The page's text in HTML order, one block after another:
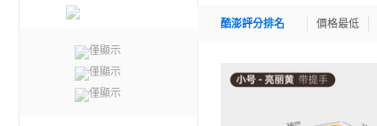
僅顯示
僅顯示
僅顯示
酷澎評分排名 價格最低